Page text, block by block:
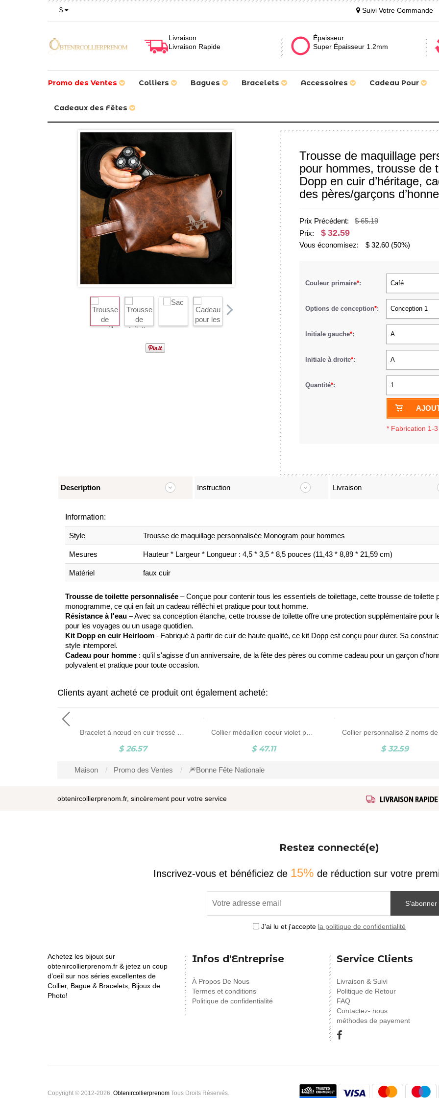
$ Suivi Votre Commande
Livraison
Livraison Rapide
Épaisseur
Super Épaisseur 1.2mm
Promo des Ventes Colliers Bagues Bracelets Accessoires Cadeau Pour
Cadeaux des Fêtes
Trousse de maquillage
pour hommes, trousse de
Dopp en cuir d’héritage,
des pères/garçons
Prix Précédent:
$ 65.19
Prix:
$ 32.59
Vous économisez: $ 32.60 (50%)
Couleur primaire*: Café
Options de conception*: Conception 1
Initiale gauche*: A
Initiale à droite*: A
Quantité*: 1
* Fabrication 1-
Description Instruction Livraison
Information:
Style Trousse de maquillage personnalisée Monogram pour hommes
Mesures Hauteur * Largeur * Longueur : 4,5 * 3,5 * 8,5 pouces (11,43 * 8,89 * 21,59 cm)
Matériel faux cuir
Trousse de toilette personnalisée – Conçue pour contenir tous les essentiels de toilettage, cette trousse de toilette
monogramme, ce qui en fait un cadeau réfléchi et pratique pour tout homme.
Résistance à l'eau – Avec sa conception étanche, cette trousse de toilette offre une protection supplémentaire pour
pour les voyages ou un usage quotidien.
Kit Dopp en cuir Heirloom - Fabriqué à partir de cuir de haute qualité, ce kit Dopp est conçu pour durer. Sa
style intemporel.
Cadeau pour homme : qu'il s'agisse d'un anniversaire, de la fête des pères ou comme cadeau pour un garçon
polyvalent et pratique pour toute occasion.
Clients ayant acheté ce produit ont également acheté:
$ 26.57
Collier médaillon coeur violet personnalisé avec papillon, collier médaillon papillon, collier papillon, collier médaillon photo, cadeau pour femme/maman
$ 47.11 $ 32.59
Maison Promo des Ventes 🎆Bonne Fête Nationale
obtenircollierprenom.fr, sincèrement pour votre service
Restez connecté(e)
Inscrivez-vous et bénéficiez de 15% de réduction sur votre
S'abonner
J'ai lu et j'accepte la politique de confidentialité
Achetez les bijoux sur
obtenircollierprenom.fr & jetez un coup
d’oeil sur nos séries excellentes de
Collier, Bague & Bracelets, Bijoux de
Photo!
Infos d'Entreprise
À Propos De Nous
Termes et conditions
Politique de confidentialité
Service Clients
Livraison & Suivi
Politique de Retour
FAQ
Contactez- nous
méthodes de payement
Copyright © 2012-2026, Obtenircollierprenom Tous Droits Réservés.